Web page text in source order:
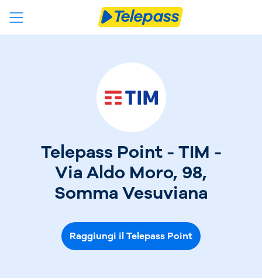
Telepass Point - TIM -
Via Aldo Moro, 98,
Somma Vesuviana
Raggiungi il Telepass Point